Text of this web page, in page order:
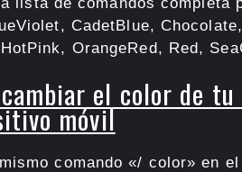
CadetBlue,
OrangeRed, Red,
el color de
móvil
comando «/ color» en